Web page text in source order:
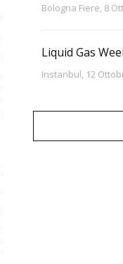
Bologna Fiere, 8
Liquid Gas
Instanbul, 12